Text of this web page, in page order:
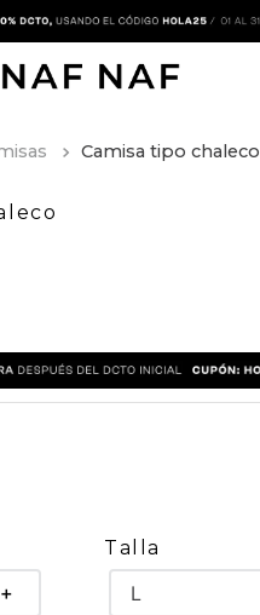
Camisa tipo chaleco
＋
Talla
L